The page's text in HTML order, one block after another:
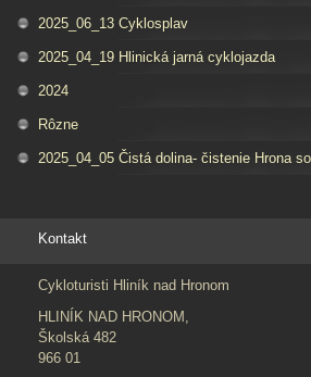
2025_06_13 Cyklosplav
2025_04_19 Hlinická jarná cyklojazda
2024
Rôzne
2025_04_05 Čistá dolina- čistenie Hrona
Kontakt
Cykloturisti Hliník nad Hronom
HLINÍK NAD HRONOM,
Školská 482
966 01